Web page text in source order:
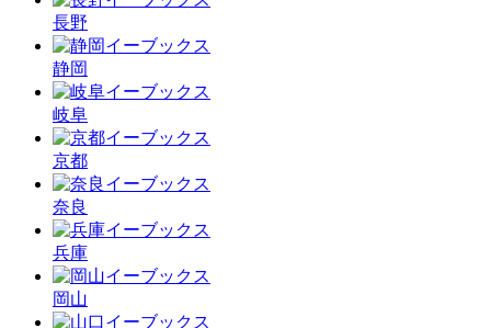
長野
静岡
岐阜
京都
奈良
兵庫
岡山